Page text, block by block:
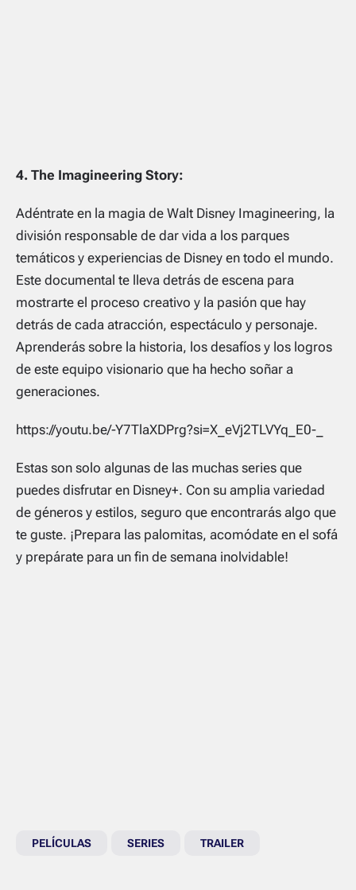
4. The Imagineering Story:
Adéntrate en la magia de Walt Disney Imagineering, la
división responsable de dar vida a los parques
temáticos y experiencias de Disney en todo el mundo.
Este documental te lleva detrás de escena para
mostrarte el proceso creativo y la pasión que hay
detrás de cada atracción, espectáculo y personaje.
Aprenderás sobre la historia, los desafíos y los logros
de este equipo visionario que ha hecho soñar a
generaciones.
https://youtu.be/-Y7TlaXDPrg?si=X_eVj2TLVYq_E0-_
Estas son solo algunas de las muchas series que
puedes disfrutar en Disney+. Con su amplia variedad
de géneros y estilos, seguro que encontrarás algo que
te guste. ¡Prepara las palomitas, acomódate en el sofá
y prepárate para un fin de semana inolvidable!
PELÍCULAS SERIES TRAILER